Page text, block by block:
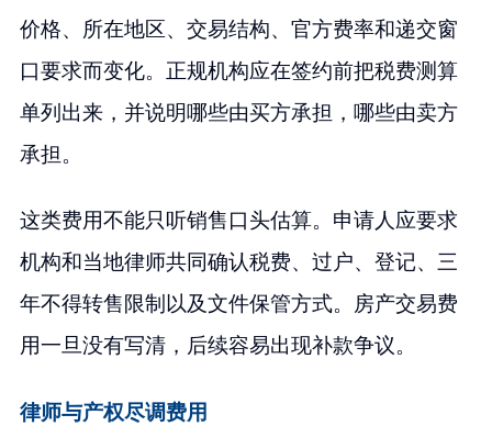
价格、所在地区、交易结构、官方费率和递交窗
口要求而变化。正规机构应在签约前把税费测算
单列出来，并说明哪些由买方承担，哪些由卖方
承担。
这类费用不能只听销售口头估算。申请人应要求
机构和当地律师共同确认税费、过户、登记、三
年不得转售限制以及文件保管方式。房产交易费
用一旦没有写清，后续容易出现补款争议。
律师与产权尽调费用